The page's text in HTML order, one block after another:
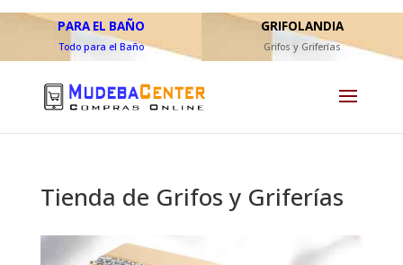
PARA EL BAÑO
Todo para el Baño
GRIFOLANDIA
Grifos y Griferías
Tienda de Grifos y Griferías